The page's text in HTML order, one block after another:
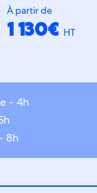
À partir de
1 130€ HT
- 4h
8h